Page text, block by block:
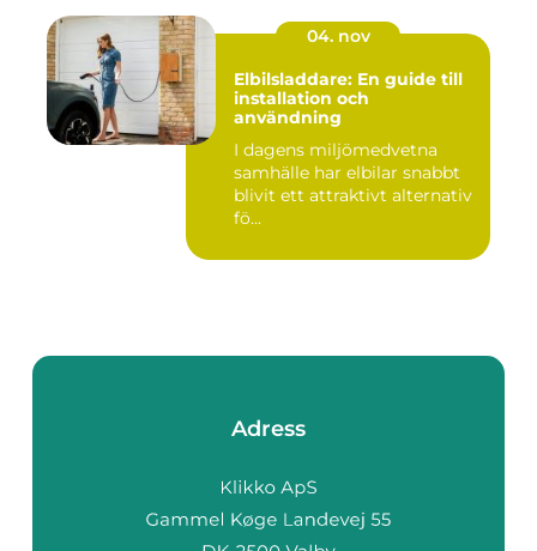
04. nov
Elbilsladdare: En guide till
installation och
användning
I dagens miljömedvetna
samhälle har elbilar snabbt
blivit ett attraktivt alternativ
fö...
Adress